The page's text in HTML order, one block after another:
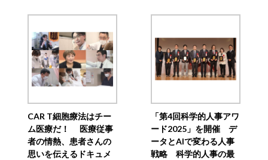
CAR T細胞療法はチー
ム医療だ！ 医療従事
者の情熱、患者さんの
思いを伝えるドキュメ
「第4回科学的人事アワ
ード2025」を開催 デ
ータとAIで変わる人事
戦略 科学的人事の最